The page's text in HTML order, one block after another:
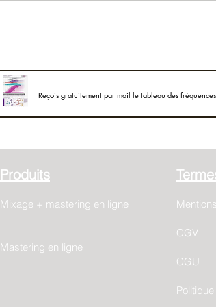
Reçois gratuitement par mail le tableau des
Produits
Mixage + mastering en ligne
Mastering en ligne
CGV
CGU